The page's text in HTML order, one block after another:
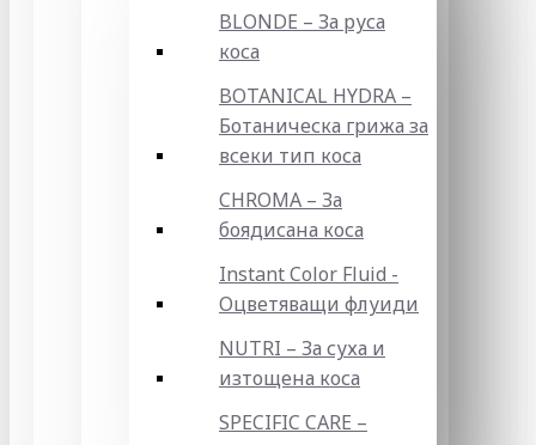
BLONDE – За руса
коса
BOTANICAL HYDRA –
Ботаническа грижа за
всеки тип коса
CHROMA – За
боядисана коса
Instant Color Fluid -
Оцветяващи флуиди
NUTRI – За суха и
изтощена коса
SPECIFIC CARE –